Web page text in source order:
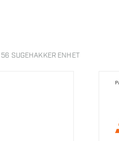
SUGEHAKKER ENHET